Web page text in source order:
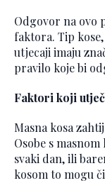
Odgovor na ovo
faktora. Tip
utjecaji imaju
pravilo koje bi
Faktori koji
Masna kosa
Osobe s
svaki dan, ili
kosom to mogu